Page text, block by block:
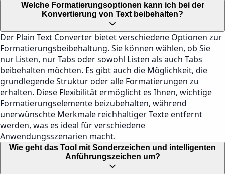
Welche Formatierungsoptionen kann ich bei der
Konvertierung von Text beibehalten?
Der Plain Text Converter bietet verschiedene Optionen zur
Formatierungsbeibehaltung. Sie können wählen, ob Sie
nur Listen, nur Tabs oder sowohl Listen als auch Tabs
beibehalten möchten. Es gibt auch die Möglichkeit, die
grundlegende Struktur oder alle Formatierungen zu
erhalten. Diese Flexibilität ermöglicht es Ihnen, wichtige
Formatierungselemente beizubehalten, während
unerwünschte Merkmale reichhaltiger Texte entfernt
werden, was es ideal für verschiedene
Anwendungsszenarien macht.
Wie geht das Tool mit Sonderzeichen und intelligenten
Anführungszeichen um?